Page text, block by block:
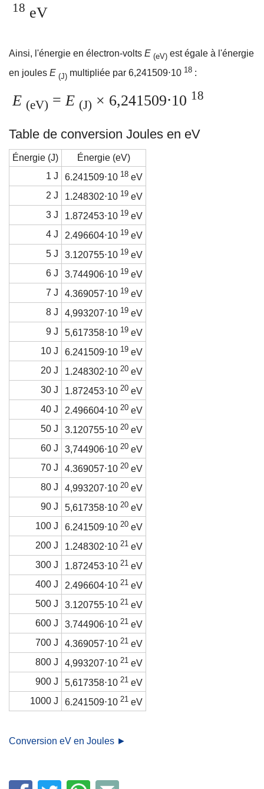
18 eV
Ainsi, l'énergie en électron-volts E (eV) est égale à l'énergie
en joules E (J) multipliée par 6,241509⋅10 18 :
E (eV) = E (J) × 6,241509⋅10 18
Table de conversion Joules en eV
Énergie (J)
Énergie (eV)
1 J
6.241509⋅10 18 eV
2 J
1.248302⋅10 19 eV
3 J
1.872453⋅10 19 eV
4 J
2.496604⋅10 19 eV
5 J
3.120755⋅10 19 eV
6 J
3.744906⋅10 19 eV
7 J
4.369057⋅10 19 eV
8 J
4,993207⋅10 19 eV
9 J
5,617358⋅10 19 eV
10 J
6.241509⋅10 19 eV
20 J
1.248302⋅10 20 eV
30 J
1.872453⋅10 20 eV
40 J
2.496604⋅10 20 eV
50 J
3.120755⋅10 20 eV
60 J
3,744906⋅10 20 eV
70 J
4.369057⋅10 20 eV
80 J
4,993207⋅10 20 eV
90 J
5,617358⋅10 20 eV
100 J
6.241509⋅10 20 eV
200 J
1.248302⋅10 21 eV
300 J
1.872453⋅10 21 eV
400 J
2.496604⋅10 21 eV
500 J
3.120755⋅10 21 eV
600 J
3.744906⋅10 21 eV
700 J
4.369057⋅10 21 eV
800 J
4,993207⋅10 21 eV
900 J
5,617358⋅10 21 eV
1000 J
6.241509⋅10 21 eV
Conversion eV en Joules ►